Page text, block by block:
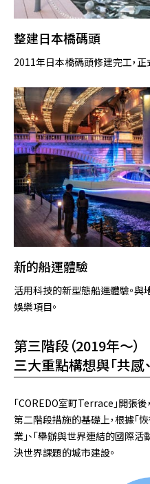
整建日本橋碼頭
2011年日本橋碼頭修建完工，正
新的船運體驗
活用科技的新型態船運體驗。
娛樂項目。
第三階段（2019年～）
三大重點構想與「共感
「COREDO室町Terrace」開張
第二階段措施的基礎上，根據「
業」、「舉辦與世界連結的國際
決世界課題的城市建設。